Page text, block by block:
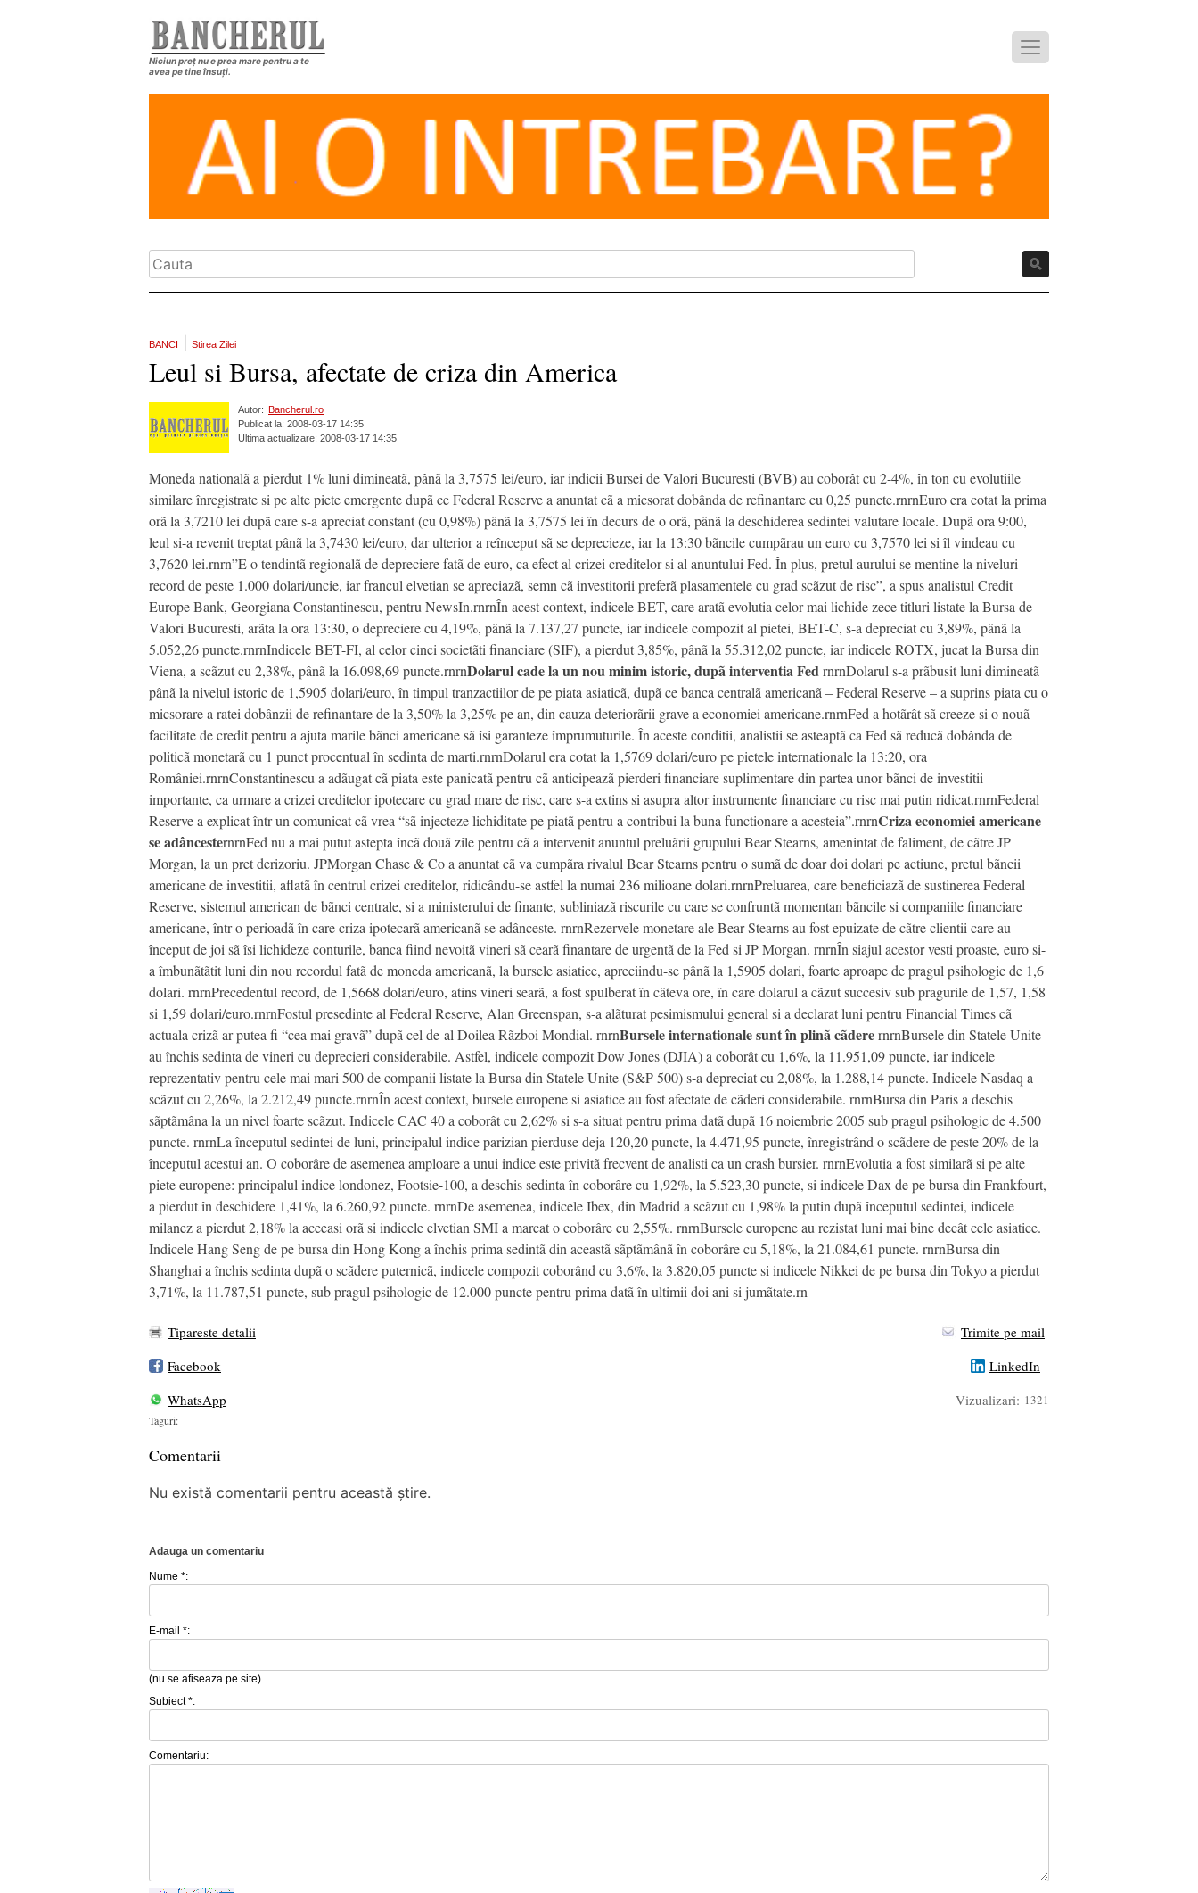
Niciun preț nu e prea mare pentru a te
avea pe tine însuți.
BANCI Stirea Zilei
Leul si Bursa, afectate de criza din America
Autor:
Bancherul.ro
Publicat la: 2008-03-17 14:35
Ultima actualizare: 2008-03-17 14:35
Moneda nationalã a pierdut 1% luni dimineatã, pânã la 3,7575 lei/euro, iar indicii Bursei de Valori Bucuresti (BVB) au coborât cu 2-4%, în ton cu evolutiile
similare înregistrate si pe alte piete emergente dupã ce Federal Reserve a anuntat cã a micsorat dobânda de refinantare cu 0,25 puncte.rnrnEuro era cotat la prima
orã la 3,7210 lei dupã care s-a apreciat constant (cu 0,98%) pânã la 3,7575 lei în decurs de o orã, pânã la deschiderea sedintei valutare locale. Dupã ora 9:00,
leul si-a revenit treptat pânã la 3,7430 lei/euro, dar ulterior a reînceput sã se deprecieze, iar la 13:30 bãncile cumpãrau un euro cu 3,7570 lei si îl vindeau cu
3,7620 lei.rnrn”E o tendintã regionalã de depreciere fatã de euro, ca efect al crizei creditelor si al anuntului Fed. În plus, pretul aurului se mentine la niveluri
record de peste 1.000 dolari/uncie, iar francul elvetian se apreciazã, semn cã investitorii preferã plasamentele cu grad scãzut de risc”, a spus analistul Credit
Europe Bank, Georgiana Constantinescu, pentru NewsIn.rnrnÎn acest context, indicele BET, care aratã evolutia celor mai lichide zece titluri listate la Bursa de
Valori Bucuresti, arãta la ora 13:30, o depreciere cu 4,19%, pânã la 7.137,27 puncte, iar indicele compozit al pietei, BET-C, s-a depreciat cu 3,89%, pânã la
5.052,26 puncte.rnrnIndicele BET-FI, al celor cinci societãti financiare (SIF), a pierdut 3,85%, pânã la 55.312,02 puncte, iar indicele ROTX, jucat la Bursa din
Viena, a scãzut cu 2,38%, pânã la 16.098,69 puncte.rnrnDolarul cade la un nou minim istoric, dupã interventia FedrnrnDolarul s-a prãbusit luni dimineatã
pânã la nivelul istoric de 1,5905 dolari/euro, în timpul tranzactiilor de pe piata asiaticã, dupã ce banca centralã americanã – Federal Reserve – a suprins piata cu o
micsorare a ratei dobânzii de refinantare de la 3,50% la 3,25% pe an, din cauza deteriorãrii grave a economiei americane.rnrnFed a hotãrât sã creeze si o nouã
facilitate de credit pentru a ajuta marile bãnci americane sã îsi garanteze împrumuturile. În aceste conditii, analistii se asteaptã ca Fed sã reducã dobânda de
politicã monetarã cu 1 punct procentual în sedinta de marti.rnrnDolarul era cotat la 1,5769 dolari/euro pe pietele internationale la 13:20, ora
României.rnrnConstantinescu a adãugat cã piata este panicatã pentru cã anticipeazã pierderi financiare suplimentare din partea unor bãnci de investitii
importante, ca urmare a crizei creditelor ipotecare cu grad mare de risc, care s-a extins si asupra altor instrumente financiare cu risc mai putin ridicat.rnrnFederal
Reserve a explicat într-un comunicat cã vrea “sã injecteze lichiditate pe piatã pentru a contribui la buna functionare a acesteia”.rnrnCriza economiei americane
se adâncesternrnFed nu a mai putut astepta încã douã zile pentru cã a intervenit anuntul preluãrii grupului Bear Stearns, amenintat de faliment, de cãtre JP
Morgan, la un pret derizoriu. JPMorgan Chase & Co a anuntat cã va cumpãra rivalul Bear Stearns pentru o sumã de doar doi dolari pe actiune, pretul bãncii
americane de investitii, aflatã în centrul crizei creditelor, ridicându-se astfel la numai 236 milioane dolari.rnrnPreluarea, care beneficiazã de sustinerea Federal
Reserve, sistemul american de bãnci centrale, si a ministerului de finante, subliniazã riscurile cu care se confruntã momentan bãncile si companiile financiare
americane, într-o perioadã în care criza ipotecarã americanã se adânceste. rnrnRezervele monetare ale Bear Stearns au fost epuizate de cãtre clientii care au
început de joi sã îsi lichideze conturile, banca fiind nevoitã vineri sã cearã finantare de urgentã de la Fed si JP Morgan. rnrnÎn siajul acestor vesti proaste, euro si-
a îmbunãtãtit luni din nou recordul fatã de moneda americanã, la bursele asiatice, apreciindu-se pânã la 1,5905 dolari, foarte aproape de pragul psihologic de 1,6
dolari. rnrnPrecedentul record, de 1,5668 dolari/euro, atins vineri searã, a fost spulberat în câteva ore, în care dolarul a cãzut succesiv sub pragurile de 1,57, 1,58
si 1,59 dolari/euro.rnrnFostul presedinte al Federal Reserve, Alan Greenspan, s-a alãturat pesimismului general si a declarat luni pentru Financial Times cã
actuala crizã ar putea fi “cea mai gravã” dupã cel de-al Doilea Rãzboi Mondial. rnrnBursele internationale sunt în plinã cãderernrnBursele din Statele Unite
au închis sedinta de vineri cu deprecieri considerabile. Astfel, indicele compozit Dow Jones (DJIA) a coborât cu 1,6%, la 11.951,09 puncte, iar indicele
reprezentativ pentru cele mai mari 500 de companii listate la Bursa din Statele Unite (S&P 500) s-a depreciat cu 2,08%, la 1.288,14 puncte. Indicele Nasdaq a
scãzut cu 2,26%, la 2.212,49 puncte.rnrnÎn acest context, bursele europene si asiatice au fost afectate de cãderi considerabile. rnrnBursa din Paris a deschis
sãptãmâna la un nivel foarte scãzut. Indicele CAC 40 a coborât cu 2,62% si s-a situat pentru prima datã dupã 16 noiembrie 2005 sub pragul psihologic de 4.500
puncte. rnrnLa începutul sedintei de luni, principalul indice parizian pierduse deja 120,20 puncte, la 4.471,95 puncte, înregistrând o scãdere de peste 20% de la
începutul acestui an. O coborâre de asemenea amploare a unui indice este privitã frecvent de analisti ca un crash bursier. rnrnEvolutia a fost similarã si pe alte
piete europene: principalul indice londonez, Footsie-100, a deschis sedinta în coborâre cu 1,92%, la 5.523,30 puncte, si indicele Dax de pe bursa din Frankfourt,
a pierdut în deschidere 1,41%, la 6.260,92 puncte. rnrnDe asemenea, indicele Ibex, din Madrid a scãzut cu 1,98% la putin dupã începutul sedintei, indicele
milanez a pierdut 2,18% la aceeasi orã si indicele elvetian SMI a marcat o coborâre cu 2,55%. rnrnBursele europene au rezistat luni mai bine decât cele asiatice.
Indicele Hang Seng de pe bursa din Hong Kong a închis prima sedintã din aceastã sãptãmânã în coborâre cu 5,18%, la 21.084,61 puncte. rnrnBursa din
Shanghai a închis sedinta dupã o scãdere puternicã, indicele compozit coborând cu 3,6%, la 3.820,05 puncte si indicele Nikkei de pe bursa din Tokyo a pierdut
3,71%, la 11.787,51 puncte, sub pragul psihologic de 12.000 puncte pentru prima datã în ultimii doi ani si jumãtate.rn
Tipareste detalii
Trimite pe mail
Facebook
LinkedIn
WhatsApp
Vizualizari: 1321
Taguri:
Comentarii
Nu există comentarii pentru această știre.
Adauga un comentariu
Nume *:
E-mail *:
(nu se afiseaza pe site)
Subiect *:
Comentariu: